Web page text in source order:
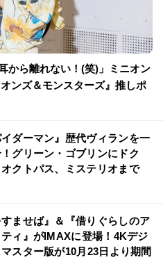
から離れない！(笑)」ミニオン
ンズ＆モンスターズ』推しポ
イダーマン』歴代ヴィランを一
グリーン・ゴブリンにドク
クトパス、ミステリオまで
すませば』＆『借りぐらしのア
ティ』がIMAXに登場！4Kデジ
スター版が10月23日より期間